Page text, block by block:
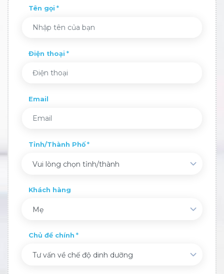
Tên gọi
Điện thoại
Email
Tỉnh/Thành Phố
Vui lòng chọn tỉnh/thành
Khách hàng
Mẹ
Chủ đề chính
Tư vấn về chế độ dinh dưỡng